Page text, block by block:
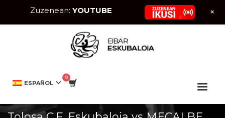
ESPAÑOL
TOLOSA C.F. ESKUBALOIA VS MECALBE EIBAR ESKUBALOIA
Zuzenean: YOUTUBE +